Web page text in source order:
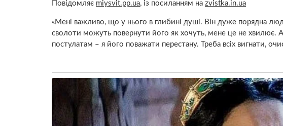
Повідомляє miysvit.pp.ua, із посиланням на zvistka.in.ua
«Мені важливо, що у нього в глибині душі. Він дуже порядна
сволоти можуть повернути його як хочуть, мене це не хвилює.
постулатам – я його поважати перестану. Треба всіх вигнати,